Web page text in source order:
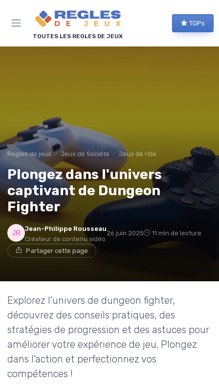
TOUTES LES REGLES DE JEUX
TOPs
Regles de jeux Jeux de Société Jeux de rôle
Plongez dans l'univers
captivant de Dungeon
Fighter
Jean-Philippe Rousseau
Créateur de contenu vidéo
26 juin 2025 11 min de lecture
Partager cette page
Explorez l’univers de dungeon fighter,
découvrez des conseils pratiques, des
stratégies de progression et des astuces pour
améliorer votre expérience de jeu. Plongez
dans l’action et perfectionnez vos
compétences !